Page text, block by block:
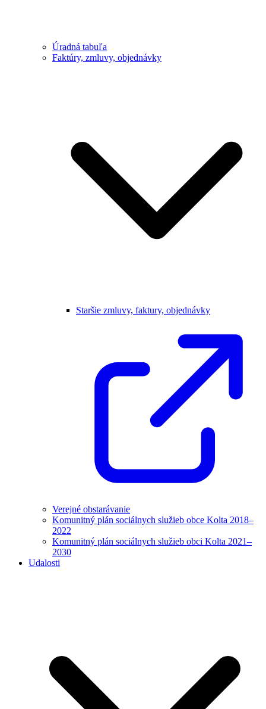
Úradná tabuľa
Faktúry, zmluvy, objednávky
Staršie zmluvy, faktury, objednávky
Verejné obstarávanie
Komunitný plán sociálnych služieb obce Kolta 2018–
2022
Komunitný plán sociálnych služieb obci Kolta 2021–
2030
Udalosti